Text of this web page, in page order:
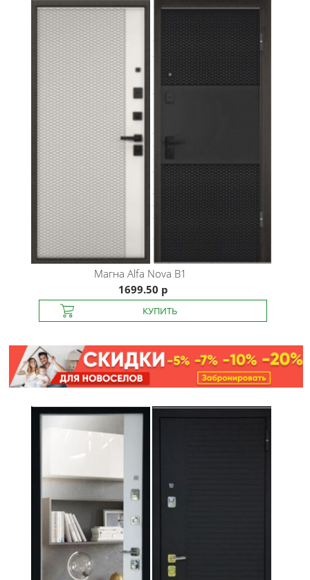
Магна Alfa Nova B1
1699.50 р